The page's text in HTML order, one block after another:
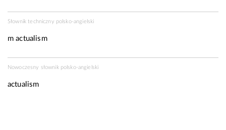
Słownik techniczny polsko-angielski
m actualism
Nowoczesny słownik polsko-angielski
actualism